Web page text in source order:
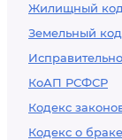
Жилищный
Земельный
КоАП РСФСР
Кодекс
Кодекс о